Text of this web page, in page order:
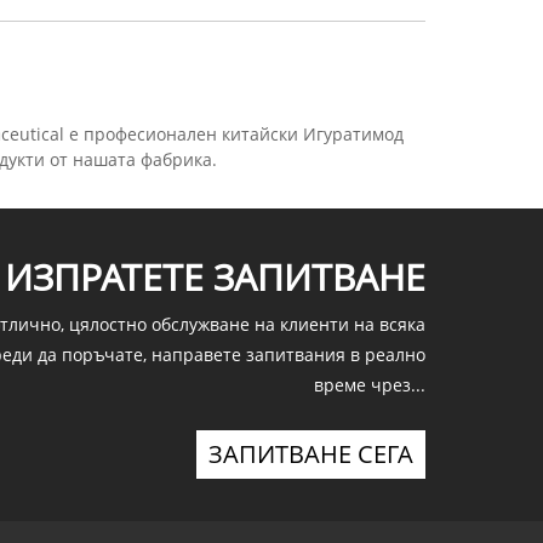
е професионален китайски Игуратимод
от нашата фабрика.
ИЗПРАТЕТЕ ЗАПИТВАНЕ
цялостно обслужване на клиенти на всяка
да поръчате, направете запитвания в реално
време чрез...
ЗАПИТВАНЕ СЕГА